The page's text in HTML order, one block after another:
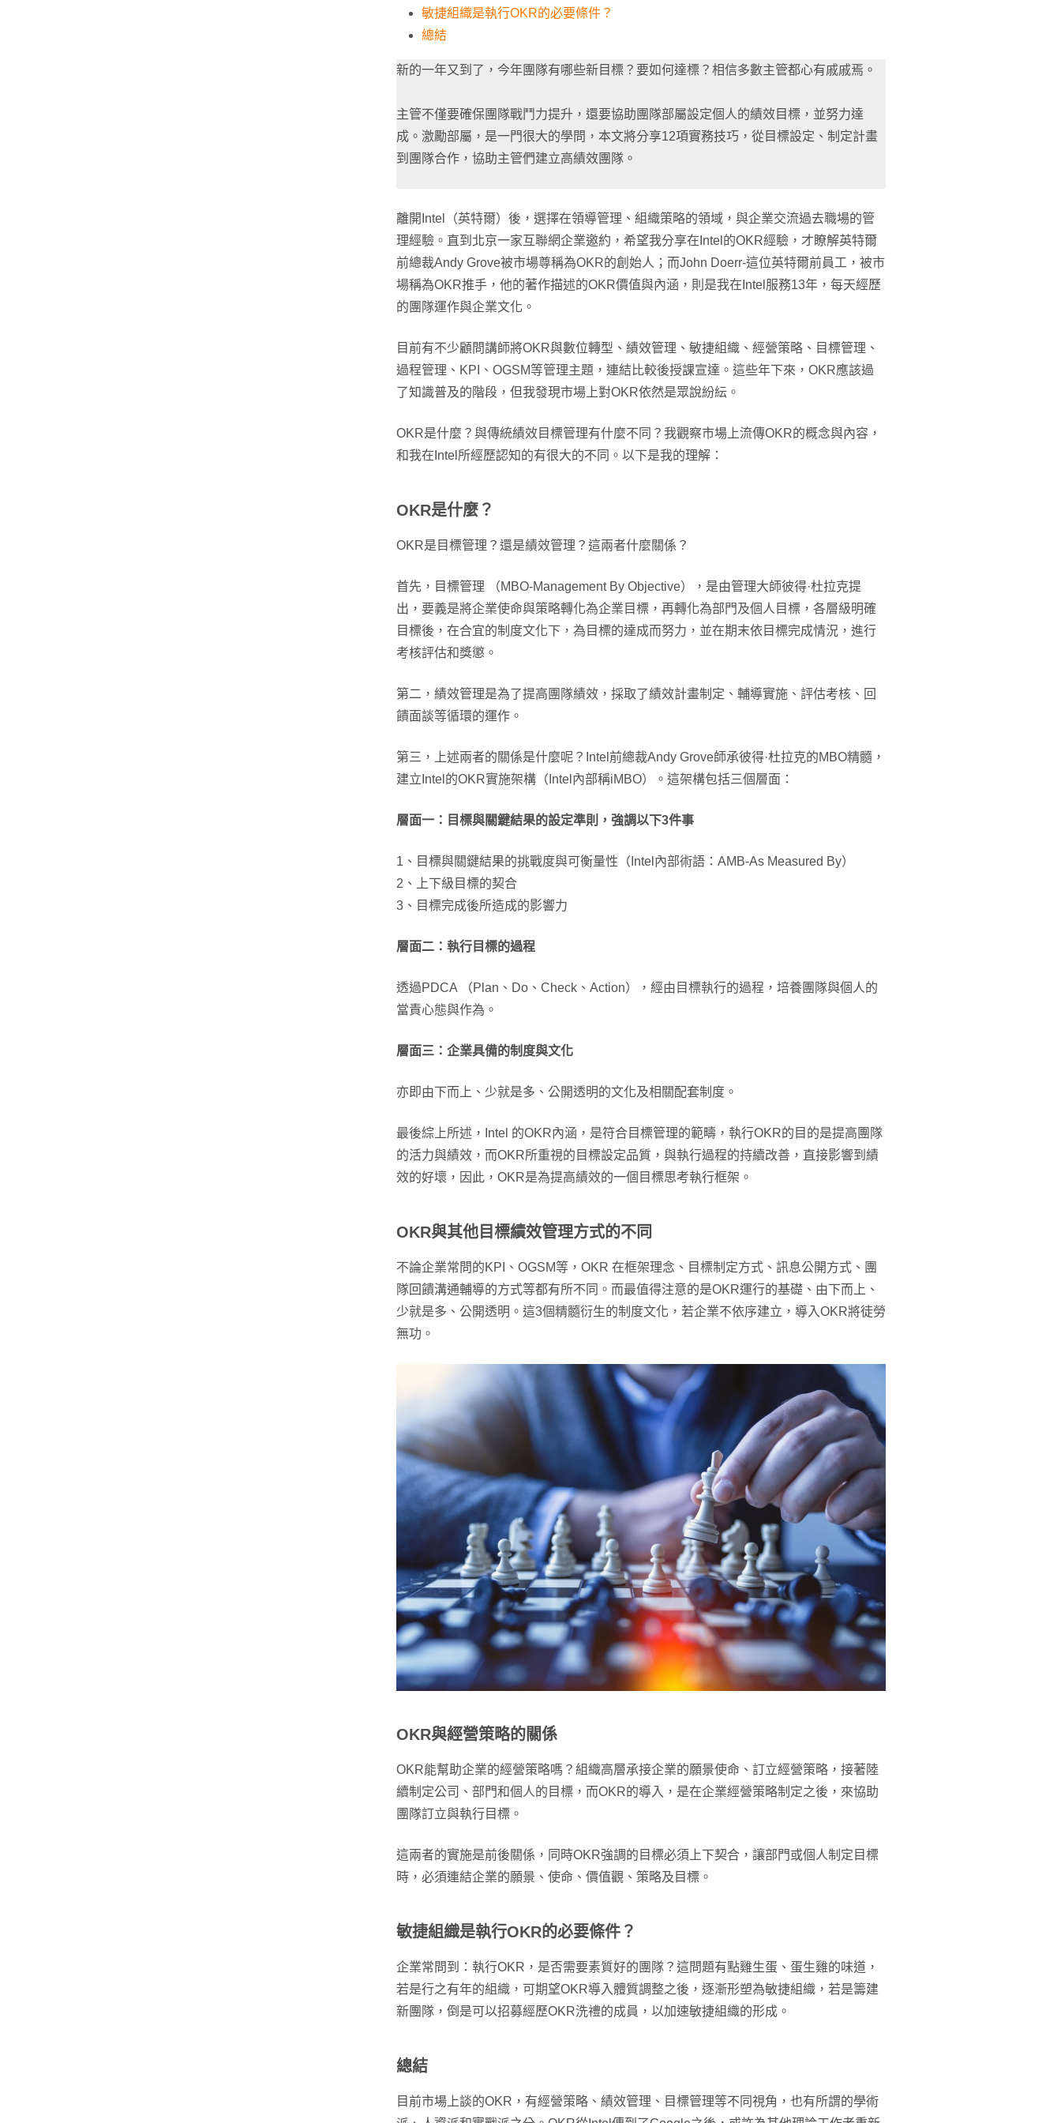
敏捷組織是執行OKR的必要條件？
總結
新的一年又到了，今年團隊有哪些新目標？要如何達標？相信多數主管都心有戚戚焉。
主管不僅要確保團隊戰鬥力提升，還要協助團隊部屬設定個人的績效目標，並努力達
成。激勵部屬，是一門很大的學問，本文將分享12項實務技巧，從目標設定、制定計畫
到團隊合作，協助主管們建立高績效團隊。
離開Intel（英特爾）後，選擇在領導管理、組織策略的領域，與企業交流過去職場的管
理經驗。直到北京一家互聯網企業邀約，希望我分享在Intel的OKR經驗，才瞭解英特爾
前總裁Andy Grove被市場尊稱為OKR的創始人；而John Doerr-這位英特爾前員工，被市
場稱為OKR推手，他的著作描述的OKR價值與內涵，則是我在Intel服務13年，每天經歷
的團隊運作與企業文化。
目前有不少顧問講師將OKR與數位轉型、績效管理、敏捷組織、經營策略、目標管理、
過程管理、KPI、OGSM等管理主題，連結比較後授課宣達。這些年下來，OKR應該過
了知識普及的階段，但我發現市場上對OKR依然是眾說紛紜。
OKR是什麼？與傳統績效目標管理有什麼不同？我觀察市場上流傳OKR的概念與內容，
和我在Intel所經歷認知的有很大的不同。以下是我的理解：
OKR是什麼？
OKR是目標管理？還是績效管理？這兩者什麼關係？
首先，目標管理 （MBO-Management By Objective），是由管理大師彼得·杜拉克提
出，要義是將企業使命與策略轉化為企業目標，再轉化為部門及個人目標，各層級明確
目標後，在合宜的制度文化下，為目標的達成而努力，並在期末依目標完成情況，進行
考核評估和獎懲。
第二，績效管理是為了提高團隊績效，採取了績效計畫制定、輔導實施、評估考核、回
饋面談等循環的運作。
第三，上述兩者的關係是什麼呢？Intel前總裁Andy Grove師承彼得·杜拉克的MBO精髓，
建立Intel的OKR實施架構（Intel內部稱iMBO）。這架構包括三個層面：
層面一：目標與關鍵結果的設定準則，強調以下3件事
1、目標與關鍵結果的挑戰度與可衡量性（Intel內部術語：AMB-As Measured By）
2、上下級目標的契合
3、目標完成後所造成的影響力
層面二：執行目標的過程
透過PDCA （Plan、Do、Check、Action），經由目標執行的過程，培養團隊與個人的
當責心態與作為。
層面三：企業具備的制度與文化
亦即由下而上、少就是多、公開透明的文化及相關配套制度。
最後綜上所述，Intel 的OKR內涵，是符合目標管理的範疇，執行OKR的目的是提高團隊
的活力與績效，而OKR所重視的目標設定品質，與執行過程的持續改善，直接影響到績
效的好壞，因此，OKR是為提高績效的一個目標思考執行框架。
OKR與其他目標績效管理方式的不同
不論企業常問的KPI、OGSM等，OKR 在框架理念、目標制定方式、訊息公開方式、團
隊回饋溝通輔導的方式等都有所不同。而最值得注意的是OKR運行的基礎、由下而上、
少就是多、公開透明。這3個精髓衍生的制度文化，若企業不依序建立，導入OKR將徒勞
無功。
OKR與經營策略的關係
OKR能幫助企業的經營策略嗎？組織高層承接企業的願景使命、訂立經營策略，接著陸
續制定公司、部門和個人的目標，而OKR的導入，是在企業經營策略制定之後，來協助
團隊訂立與執行目標。
這兩者的實施是前後關係，同時OKR強調的目標必須上下契合，讓部門或個人制定目標
時，必須連結企業的願景、使命、價值觀、策略及目標。
敏捷組織是執行OKR的必要條件？
企業常問到：執行OKR，是否需要素質好的團隊？這問題有點雞生蛋、蛋生雞的味道，
若是行之有年的組織，可期望OKR導入體質調整之後，逐漸形塑為敏捷組織，若是籌建
新團隊，倒是可以招募經歷OKR洗禮的成員，以加速敏捷組織的形成。
總結
目前市場上談的OKR，有經營策略、績效管理、目標管理等不同視角，也有所謂的學術